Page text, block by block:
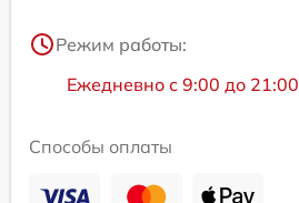
Режим работы:
Ежедневно с 9:00 до 21:00
Способы оплаты